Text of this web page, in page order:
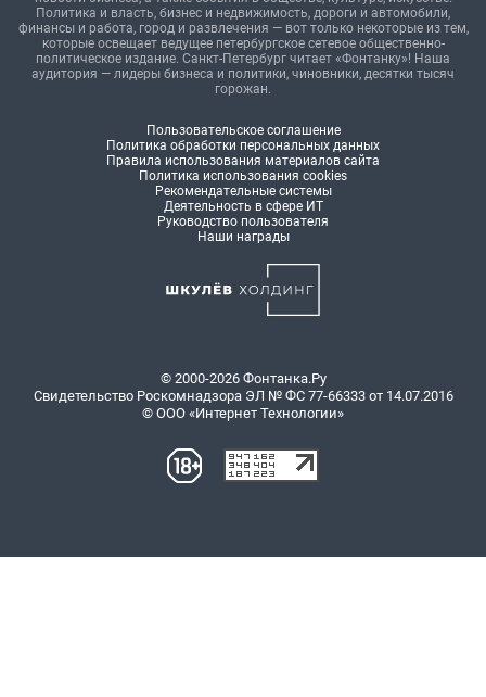
Политика и власть, бизнес и недвижимость, дороги и автомобили,
финансы и работа, город и развлечения — вот только некоторые из тем,
которые освещает ведущее петербургское сетевое общественно-
политическое издание. Санкт-Петербург читает «Фонтанку»! Наша
аудитория — лидеры бизнеса и политики, чиновники, десятки тысяч
горожан.
Пользовательское соглашение
Политика обработки персональных данных
Правила использования материалов сайта
Политика использования cookies
Рекомендательные системы
Деятельность в сфере ИТ
Руководство пользователя
Наши награды
© 2000-2026 Фонтанка.Ру
Свидетельство Роскомнадзора ЭЛ № ФС 77-66333 от 14.07.2016
© ООО «Интернет Технологии»